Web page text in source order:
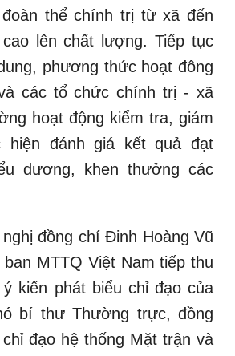
thể chính trị từ xã đến
lên chất lượng. Tiếp tục
phương thức hoạt đông
các tổ chức chính trị - xã
hoạt động kiểm tra, giám
hiện đánh giá kết quả đạt
dương, khen thưởng các
đồng chí Đinh Hoàng Vũ
MTTQ Việt Nam tiếp thu
kiến phát biểu chỉ đạo của
bí thư Thường trực, đồng
đạo hệ thống Mặt trận và